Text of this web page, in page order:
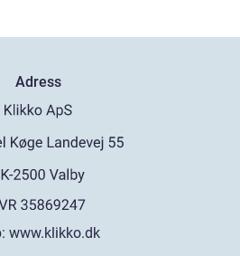
Adress
www.klikko.dk